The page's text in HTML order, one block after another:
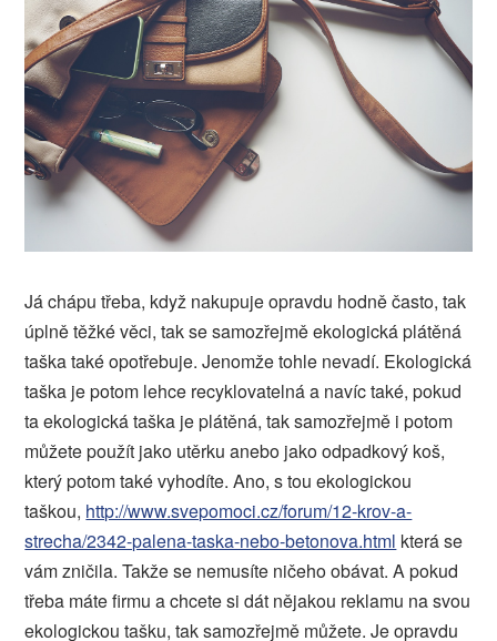
Já chápu třeba, když nakupuje opravdu hodně často, tak
úplně těžké věci, tak se samozřejmě ekologická plátěná
taška také opotřebuje. Jenomže tohle nevadí. Ekologická
taška je potom lehce recyklovatelná a navíc také, pokud
ta ekologická taška je plátěná, tak samozřejmě i potom
můžete použít jako utěrku anebo jako odpadkový koš,
který potom také vyhodíte. Ano, s tou ekologickou
taškou, http://www.svepomoci.cz/forum/12-krov-a-
strecha/2342-palena-taska-nebo-betonova.html která se
vám zničila. Takže se nemusíte ničeho obávat. A pokud
třeba máte firmu a chcete si dát nějakou reklamu na svou
ekologickou tašku, tak samozřejmě můžete. Je opravdu